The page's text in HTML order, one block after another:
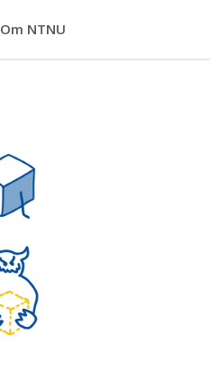
Om NTNU